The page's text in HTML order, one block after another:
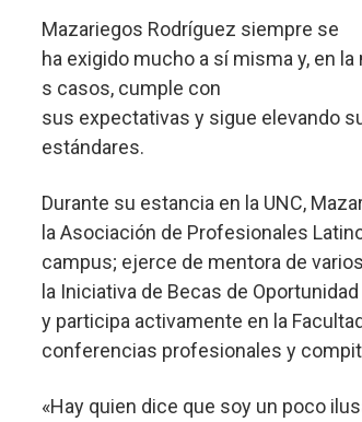
Mazariegos Rodríguez siempre se
ha exigido mucho a sí misma y, en la
s casos, cumple con
sus expectativas y sigue elevando
estándares.
Durante su estancia en la UNC,
la Asociación de Profesionales
campus; ejerce de mentora de
la Iniciativa de Becas de
y participa activamente en la
conferencias profesionales y
«Hay quien dice que soy un poco